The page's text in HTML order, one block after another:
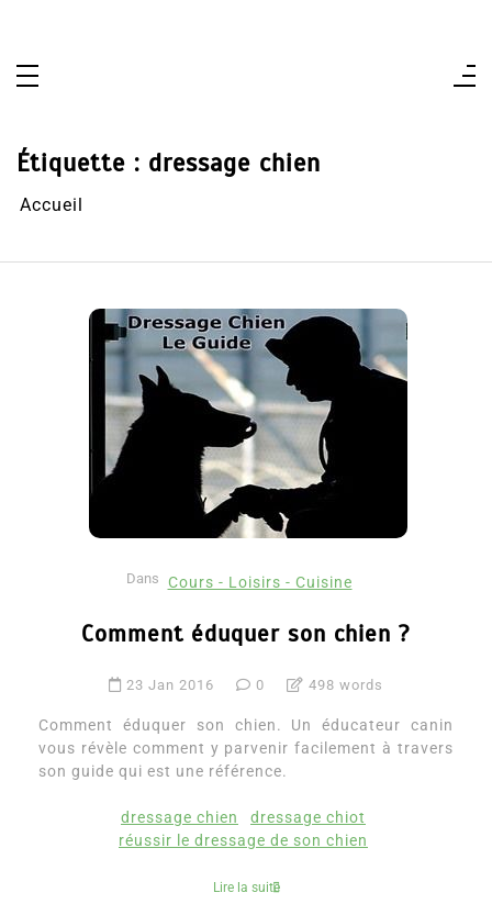
Étiquette : dressage chien
Accueil
Dans Cours - Loisirs - Cuisine
Comment éduquer son chien ?
23 Jan 2016 0 498 words
Comment éduquer son chien. Un éducateur canin
vous révèle comment y parvenir facilement à travers
son guide qui est une référence.
dressage chien
dressage chiot
réussir le dressage de son chien
Lire la suite